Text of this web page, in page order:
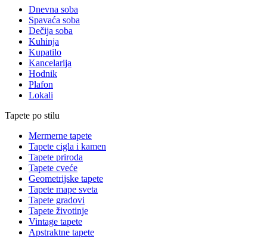
Dnevna soba
Spavaća soba
Dečija soba
Kuhinja
Kupatilo
Kancelarija
Hodnik
Plafon
Lokali
Tapete po stilu
Mermerne tapete
Tapete cigla i kamen
Tapete priroda
Tapete cveće
Geometrijske tapete
Tapete mape sveta
Tapete gradovi
Tapete životinje
Vintage tapete
Apstraktne tapete